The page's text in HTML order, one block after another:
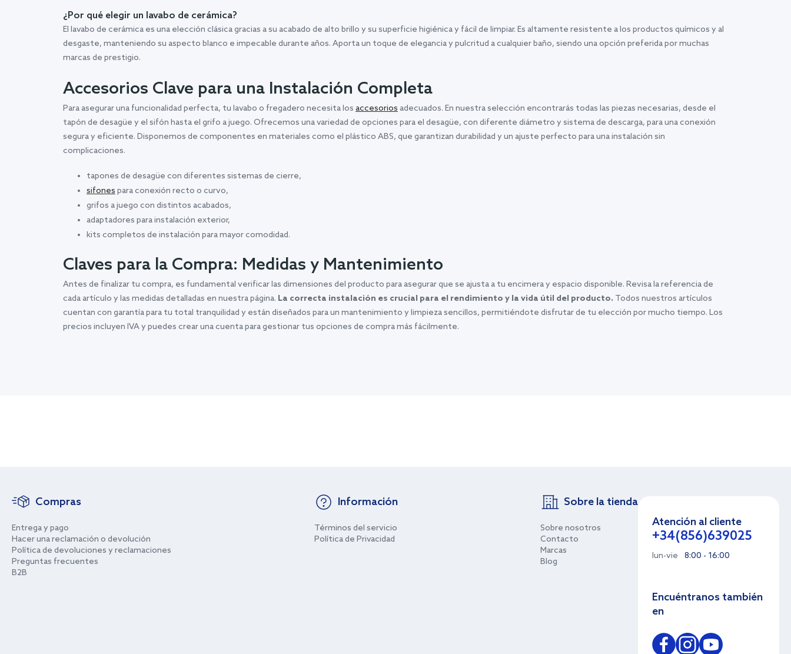
¿Por qué elegir un lavabo de cerámica?
El lavabo de cerámica es una elección clásica gracias a su acabado de alto brillo y su superficie higiénica y fácil de limpiar. Es altamente resistente a los productos químicos y al
desgaste, manteniendo su aspecto blanco e impecable durante años. Aporta un toque de elegancia y pulcritud a cualquier baño, siendo una opción preferida por muchas
marcas de prestigio.
Accesorios Clave para una Instalación Completa
Para asegurar una funcionalidad perfecta, tu lavabo o fregadero necesita los accesorios adecuados. En nuestra selección encontrarás todas las piezas necesarias, desde el
tapón de desagüe y el sifón hasta el grifo a juego. Ofrecemos una variedad de opciones para el desagüe, con diferente diámetro y sistema de descarga, para una conexión
segura y eficiente. Disponemos de componentes en materiales como el plástico ABS, que garantizan durabilidad y un ajuste perfecto para una instalación sin
complicaciones.
tapones de desagüe con diferentes sistemas de cierre,
sifones para conexión recto o curvo,
grifos a juego con distintos acabados,
adaptadores para instalación exterior,
kits completos de instalación para mayor comodidad.
Claves para la Compra: Medidas y Mantenimiento
Antes de finalizar tu compra, es fundamental verificar las dimensiones del producto para asegurar que se ajusta a tu encimera y espacio disponible. Revisa la referencia de
cada artículo y las medidas detalladas en nuestra página. La correcta instalación es crucial para el rendimiento y la vida útil del producto. Todos nuestros artículos
cuentan con garantía para tu total tranquilidad y están diseñados para un mantenimiento y limpieza sencillos, permitiéndote disfrutar de tu elección por mucho tiempo. Los
precios incluyen IVA y puedes crear una cuenta para gestionar tus opciones de compra más fácilmente.
Compras
Entrega y pago
Hacer una reclamación o devolución
Política de devoluciones y reclamaciones
Preguntas frecuentes
B2B
Información
Términos del servicio
Política de Privacidad
Sobre la tienda
Sobre nosotros
Contacto
Marcas
Blog
Atención al cliente
+34(856)639025
lun-vie 8:00 - 16:00
Encuéntranos también
en